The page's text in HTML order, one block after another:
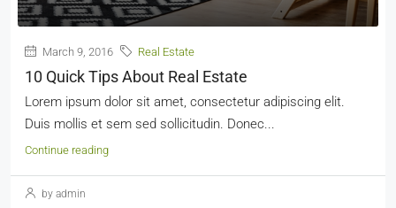
March 9, 2016 Real Estate
10 Quick Tips About Real Estate
Lorem ipsum dolor sit amet, consectetur adipiscing elit.
Duis mollis et sem sed sollicitudin. Donec...
Continue reading
by admin